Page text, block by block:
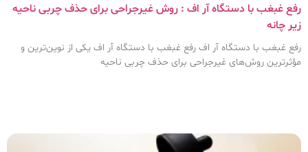
رفع غبغب با دستگاه آر اف : روش غیرجراحی برای حذف چربی ناحیه
زیر چانه
رفع غبغب با دستگاه آر اف رفع غبغب با دستگاه آر اف یکی از نوین‌ترین و
مؤثرترین روش‌های غیرجراحی برای حذف چربی ناحیه